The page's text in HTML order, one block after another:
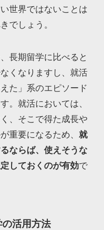
世界ではないことは
でしょう。
長期留学に比べると
くなりますし、就活
た」系のエピソード
。就活においては、
、そこで得た成長や
重要になるため、 就
ならば、使えそうな
しておくのが有効で
活用方法